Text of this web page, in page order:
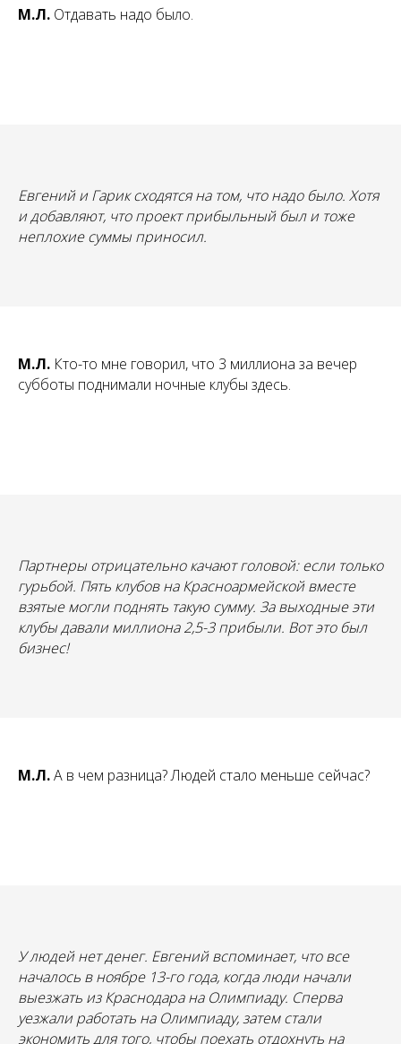
М.Л. Отдавать надо было.
Евгений и Гарик сходятся на том, что надо было. Хотя
и добавляют, что проект прибыльный был и тоже
неплохие суммы приносил.
М.Л. Кто-то мне говорил, что 3 миллиона за вечер
субботы поднимали ночные клубы здесь.
Партнеры отрицательно качают головой: если только
гурьбой. Пять клубов на Красноармейской вместе
взятые могли поднять такую сумму. За выходные эти
клубы давали миллиона 2,5-3 прибыли. Вот это был
бизнес!
М.Л.А в чем разница? Людей стало меньше сейчас?
У людей нет денег. Евгений вспоминает, что все
началось в ноябре 13-го года, когда люди начали
выезжать из Краснодара на Олимпиаду. Сперва
уезжали работать на Олимпиаду, затем стали
экономить для того, чтобы поехать отдохнуть на